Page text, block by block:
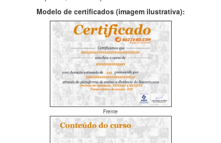
Modelo de certificados (imagem ilustrativa):
Frente